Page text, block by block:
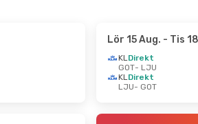
Lör 15 Aug. - Tis
KLDirekt
GOT- LJU
KLDirekt
LJU- GOT